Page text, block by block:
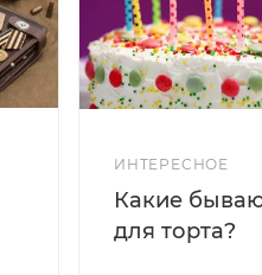
ИНТЕРЕСНОЕ
Какие
для торта?